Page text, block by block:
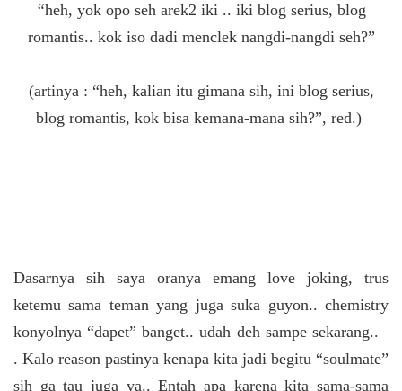
“heh, yok opo seh arek2 iki .. iki blog serius, blog
romantis.. kok iso dadi menclek nangdi-nangdi seh?”
(artinya : “heh, kalian itu gimana sih, ini blog serius,
blog romantis, kok bisa kemana-mana sih?”, red.)
Dasarnya sih saya oranya emang love joking, trus
ketemu sama teman yang juga suka guyon.. chemistry
konyolnya “dapet” banget.. udah deh sampe sekarang..
. Kalo reason pastinya kenapa kita jadi begitu “soulmate”
sih ga tau juga ya.. Entah apa karena kita sama-sama